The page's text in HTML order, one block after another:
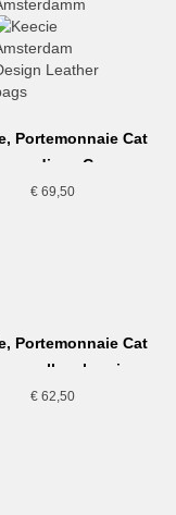
Portemonnaie Cat
medium, Cognac
€69,50
Portemonnaie Cat
small, aubergine
€62,50